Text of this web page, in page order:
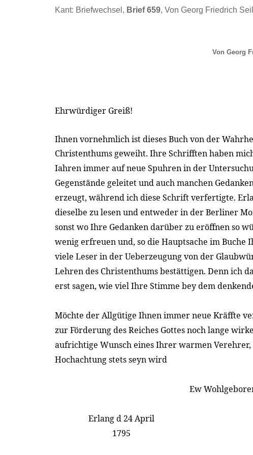
Kant: Briefwechsel, Brief 659, Von Georg Friedrich
Von Georg
Ehrwürdiger Greiß!
Ihnen vornehmlich ist dieses Buch von der
Christenthums geweiht. Ihre Schrifften haben
Iahren immer auf neue Spuhren in der
Gegenstände geleitet und auch manchen
erzeugt, während ich diese Schrift verfertigte.
dieselbe zu lesen und entweder in der Berliner
sonst wo Ihre Gedanken darüber zu eröffnen so
wenig erfreuen und, so die Hauptsache im Buche
viele Leser in der Ueberzeugung von der
Lehren des Christenthums bestättigen. Denn ich
erst sagen, wie viel Ihre Stimme bey dem
Möchte der Allgütige Ihnen immer neue Kräffte
zur Förderung des Reiches Gottes noch lange
aufrichtige Wunsch eines Ihrer warmen
Hochachtung stets seyn wird
Ew
Erlang d 24 April
1795